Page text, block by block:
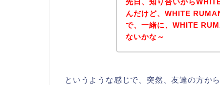
んだけど、WHITE
で、一緒に、WHITE
ないかな～
というような感じで、突然、友達の方か